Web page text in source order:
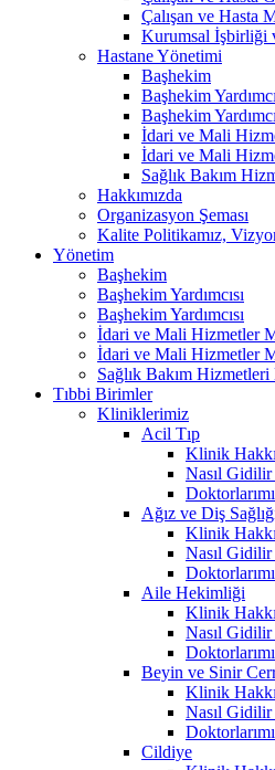
Çalışan ve Hasta
Kurumsal İşbirliği
Hastane Yönetimi
Başhekim
Başhekim
Başhekim
İdari ve Mali
İdari ve Mali
Sağlık Bakım
Hakkımızda
Organizasyon Şeması
Kalite Politikamız,
Yönetim
Başhekim
Başhekim Yardımcısı
Başhekim Yardımcısı
İdari ve Mali Hizmetler
İdari ve Mali Hizmetler
Sağlık Bakım
Tıbbi Birimler
Kliniklerimiz
Acil Tıp
Klinik
Nasıl Gidilir
Ağız ve Diş
Klinik
Nasıl Gidilir
Aile Hekimliği
Klinik
Nasıl Gidilir
Beyin ve Sinir
Klinik
Nasıl Gidilir
Cildiye